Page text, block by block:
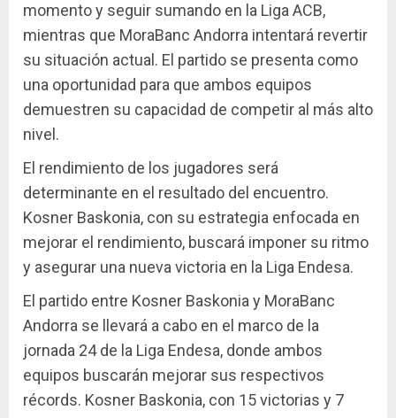
momento y seguir sumando en la Liga ACB,
mientras que MoraBanc Andorra intentará revertir
su situación actual. El partido se presenta como
una oportunidad para que ambos equipos
demuestren su capacidad de competir al más alto
nivel.
El rendimiento de los jugadores será
determinante en el resultado del encuentro.
Kosner Baskonia, con su estrategia enfocada en
mejorar el rendimiento, buscará imponer su ritmo
y asegurar una nueva victoria en la Liga Endesa.
El partido entre Kosner Baskonia y MoraBanc
Andorra se llevará a cabo en el marco de la
jornada 24 de la Liga Endesa, donde ambos
equipos buscarán mejorar sus respectivos
récords. Kosner Baskonia, con 15 victorias y 7